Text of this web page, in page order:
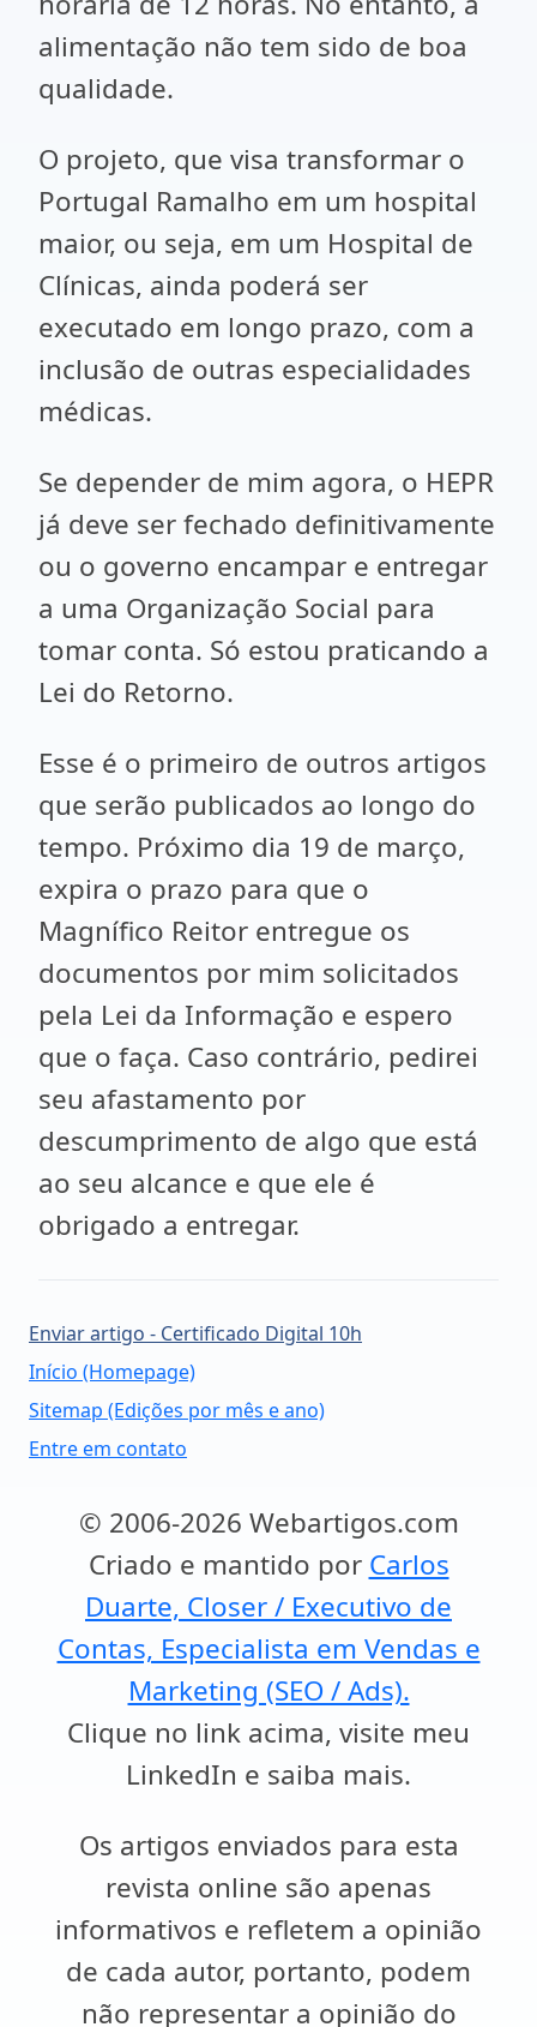
alimentação não tem sido de boa
qualidade.
O projeto, que visa transformar o
Portugal Ramalho em um hospital
maior, ou seja, em um Hospital de
Clínicas, ainda poderá ser
executado em longo prazo, com a
inclusão de outras especialidades
médicas.
Se depender de mim agora, o HEPR
já deve ser fechado definitivamente
ou o governo encampar e entregar
a uma Organização Social para
tomar conta. Só estou praticando a
Lei do Retorno.
Esse é o primeiro de outros artigos
que serão publicados ao longo do
tempo. Próximo dia 19 de março,
expira o prazo para que o
Magnífico Reitor entregue os
documentos por mim solicitados
pela Lei da Informação e espero
que o faça. Caso contrário, pedirei
seu afastamento por
descumprimento de algo que está
ao seu alcance e que ele é
obrigado a entregar.
Enviar artigo - Certificado Digital 10h
Início (Homepage)
Sitemap (Edições por mês e ano)
Entre em contato
© 2006-2026 Webartigos.com
Criado e mantido por Carlos
Duarte, Closer / Executivo de
Contas, Especialista em Vendas e
Marketing (SEO / Ads).
Clique no link acima, visite meu
LinkedIn e saiba mais.
Os artigos enviados para esta
revista online são apenas
informativos e refletem a opinião
de cada autor, portanto, podem
não representar a opinião do